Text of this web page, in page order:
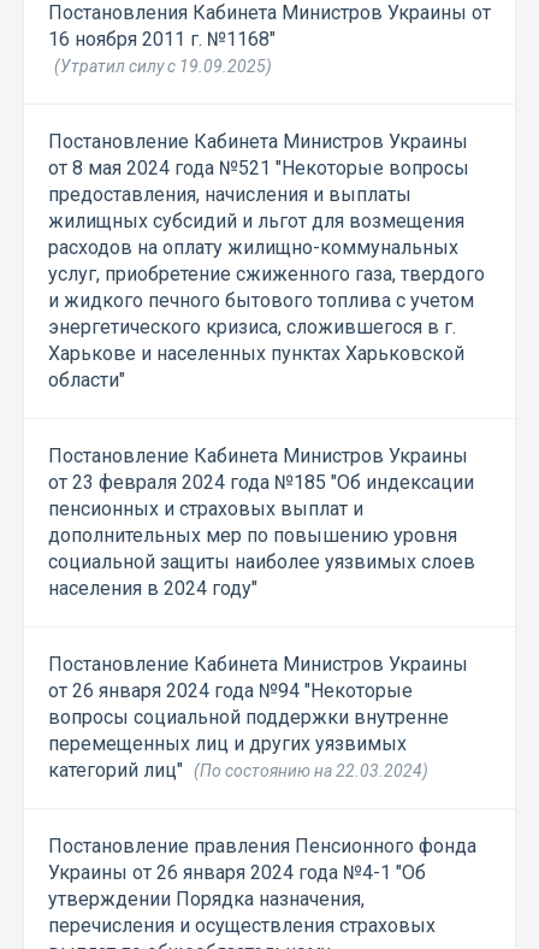
Постановления Кабинета Министров Украины от
16 ноября 2011 г. №1168"
(Утратил силу с 19.09.2025)
Постановление Кабинета Министров Украины
от 8 мая 2024 года №521 "Некоторые вопросы
предоставления, начисления и выплаты
жилищных субсидий и льгот для возмещения
расходов на оплату жилищно-коммунальных
услуг, приобретение сжиженного газа, твердого
и жидкого печного бытового топлива с учетом
энергетического кризиса, сложившегося в г.
Харькове и населенных пунктах Харьковской
области"
Постановление Кабинета Министров Украины
от 23 февраля 2024 года №185 "Об индексации
пенсионных и страховых выплат и
дополнительных мер по повышению уровня
социальной защиты наиболее уязвимых слоев
населения в 2024 году"
Постановление Кабинета Министров Украины
от 26 января 2024 года №94 "Некоторые
вопросы социальной поддержки внутренне
перемещенных лиц и других уязвимых
категорий лиц" (По состоянию на 22.03.2024)
Постановление правления Пенсионного фонда
Украины от 26 января 2024 года №4-1 "Об
утверждении Порядка назначения,
перечисления и осуществления страховых